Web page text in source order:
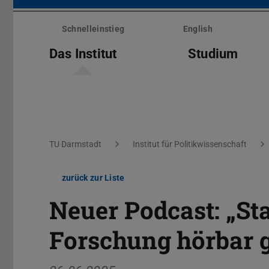
Menü
überspringenSchnelleinstieg English
Das Institut Studium
Sie befinden sich hier:
TU Darmstadt Institut für Politikwissenschaft
zurück zur Liste
Neuer Podcast:
Forschung hörbar